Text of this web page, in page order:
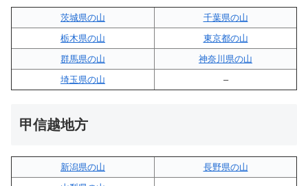
茨城県の山
千葉県の山
栃木県の山
東京都の山
群馬県の山
神奈川県の山
埼玉県の山
–
甲信越地方
新潟県の山
長野県の山